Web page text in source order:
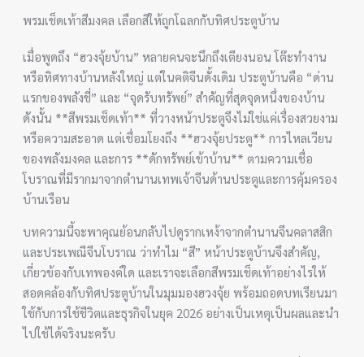
พรมเช็ดเท้าสีมงคล เลือกสีให้ถูกโฉลกกับทิศประตูบ้าน
เมื่อพูดถึง “ฮวงจุ้ยบ้าน” หลายคนจะนึกถึงเตียงนอน โต๊ะทำงาน
หรือทิศทางบ้านหลังใหญ่ แต่ในคติจีนดั้งเดิม ประตูบ้านคือ “ด่าน
แรกของพลังชี่” และ “จุดรับทรัพย์” สำคัญที่สุดจุดหนึ่งของบ้าน
ดังนั้น **สีพรมเช็ดเท้า** ที่วางหน้าประตูจึงไม่ใช่แค่เรื่องสวยงาม
หรือความสะอาด แต่เชื่อมโยงถึง **ฮวงจุ้ยประตู** การไหลเวียน
ของพลังมงคล และการ **ดักทรัพย์เข้าบ้าน** ตามความเชื่อ
โบราณที่มีรากมาจากตำนานเทพเจ้าจีนด้านประตูและการคุ้มครอง
บ้านเรือน
บทความนี้จะพาคุณย้อนกลับไปดูรากเหง้าจากตำนานจีนคลาสสิก
และประเพณีจีนโบราณ ว่าทำไม “สี” หน้าประตูบ้านจึงสำคัญ,
เกี่ยวข้องกับเทพองค์ใด และเราจะเลือกสีพรมเช็ดเท้าอย่างไรให้
สอดคล้องกับทิศประตูบ้านในมุมมองฮวงจุ้ย พร้อมถอดบทเรียนมา
ใช้กับการใช้ชีวิตและธุรกิจในยุค 2026 อย่างเป็นเหตุเป็นผลและนำ
ไปใช้ได้จริงนะครับ